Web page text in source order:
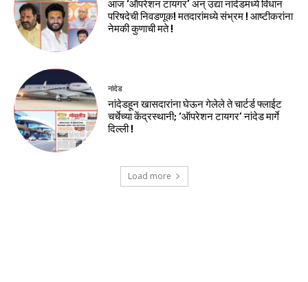
आज ‘ऑपरेशन टायगर’ अन् उद्या नांदेडमध्ये विधान
परिषदेची निवडणूक! मतदारांमध्ये संभ्रम ! आष्टीकरांना
नेमकी कुणाची मते !
नांदेड
नांदेडहून खासदारांना घेऊन गेलेले ते चार्टर्ड फ्लाईट
चर्चेच्या केंद्रस्थानी; ‘ऑपरेशन टायगर’ नांदेड मार्गे
दिल्ली !
Load more